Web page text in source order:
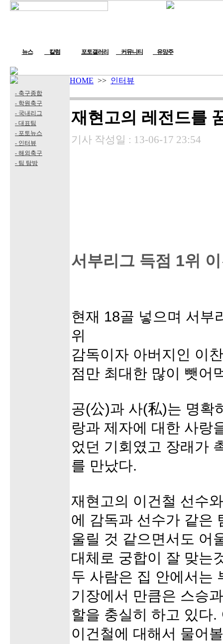
뉴스 칼럼 포토갤러리 커뮤니티 유망주
- 축구종합
- 학원축구
- 국내리그
- 대표팀
- 포토뉴스
- 인터뷰
- 해외축구
- 팀 탐방
HOME >> 인터뷰
재현고의 레전드를
기사 작성일 : 13-06-17 23:54
서부리그 득점 1위
현재 18골 넣으며 서부
위
감독이자 아버지인 이
점만 최대한 많이 뺏어
공(公)과 사(私)는 명확
랑과 제자에 대한 사랑
었던 기회였고 장래가
를 만났다.
재현고의 이건철 선수
에 감독과 선수가 같은
울릴 것 같으면서도 어
대체로 궁합이 잘 맞는
두 사람은 집 안에서는
기장에서 만큼은 스승
할을 충실히 하고 있다.
이건철에 대해서 물어